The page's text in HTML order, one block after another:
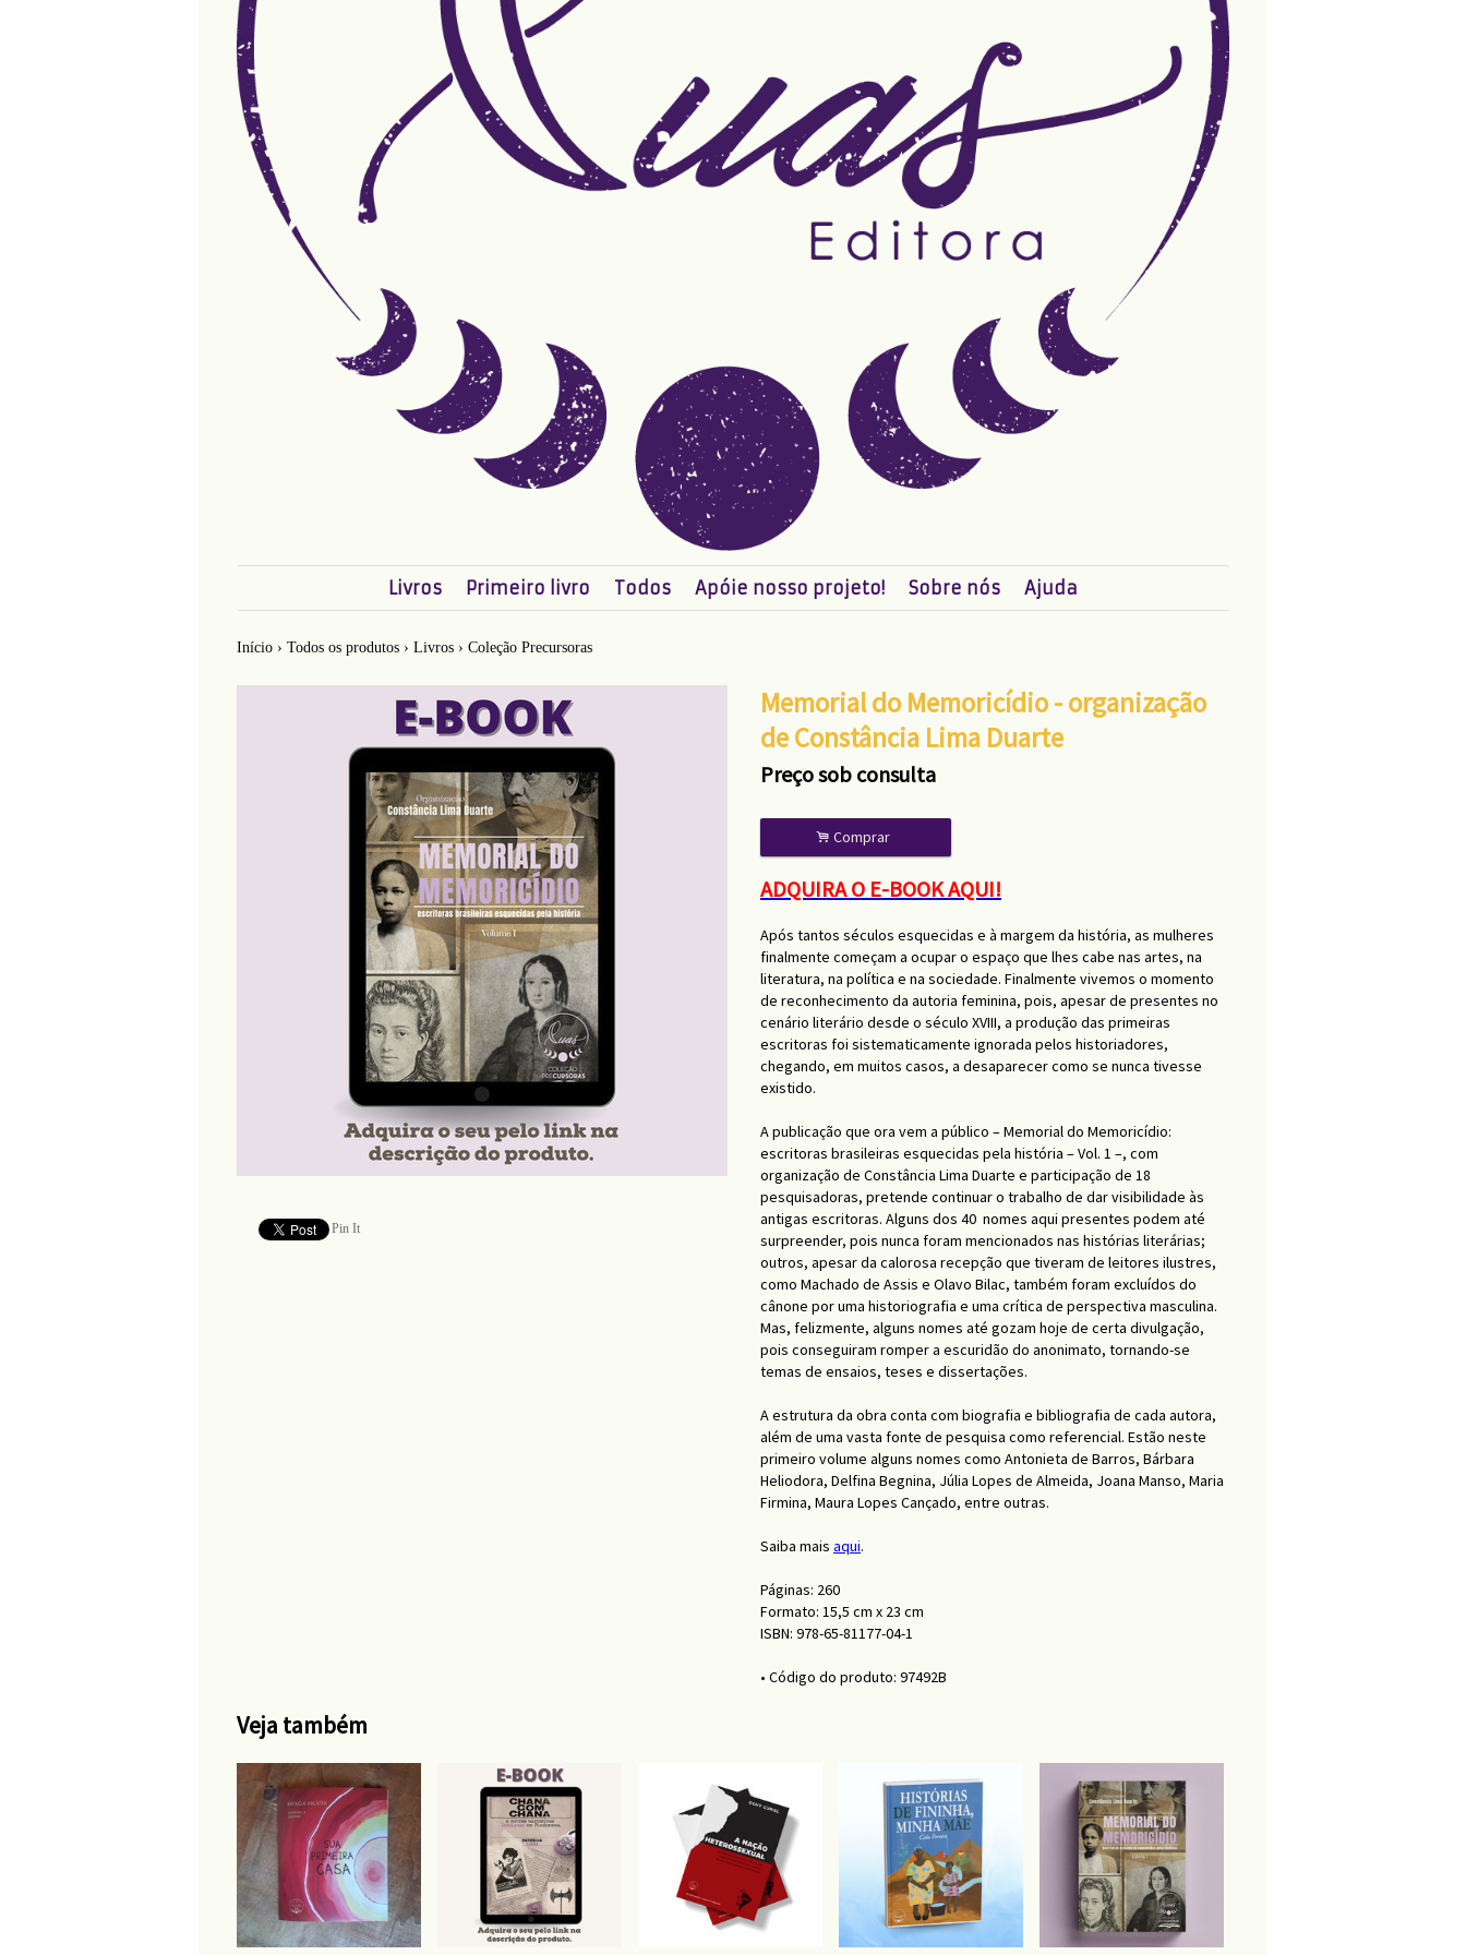
Livros Primeiro livro Todos Apóie nosso projeto! Sobre nós Ajuda
Início › Todos os produtos › Livros › Coleção Precursoras
Pin It
Memorial do Memoricídio - organização
de Constância Lima Duarte
Preço sob consulta
. Comprar
ADQUIRA O E-BOOK AQUI!
Após tantos séculos esquecidas e à margem da história, as mulheres
finalmente começam a ocupar o espaço que lhes cabe nas artes, na
literatura, na política e na sociedade. Finalmente vivemos o momento
de reconhecimento da autoria feminina, pois, apesar de presentes no
cenário literário desde o século XVIII, a produção das primeiras
escritoras foi sistematicamente ignorada pelos historiadores,
chegando, em muitos casos, a desaparecer como se nunca tivesse
existido.
A publicação que ora vem a público – Memorial do Memoricídio:
escritoras brasileiras esquecidas pela história – Vol. 1 –, com
organização de Constância Lima Duarte e participação de 18
pesquisadoras, pretende continuar o trabalho de dar visibilidade às
antigas escritoras. Alguns dos 40 nomes aqui presentes podem até
surpreender, pois nunca foram mencionados nas histórias literárias;
outros, apesar da calorosa recepção que tiveram de leitores ilustres,
como Machado de Assis e Olavo Bilac, também foram excluídos do
cânone por uma historiografia e uma crítica de perspectiva masculina.
Mas, felizmente, alguns nomes até gozam hoje de certa divulgação,
pois conseguiram romper a escuridão do anonimato, tornando-se
temas de ensaios, teses e dissertações.
A estrutura da obra conta com biografia e bibliografia de cada autora,
além de uma vasta fonte de pesquisa como referencial. Estão neste
primeiro volume alguns nomes como Antonieta de Barros, Bárbara
Heliodora, Delfina Begnina, Júlia Lopes de Almeida, Joana Manso, Maria
Firmina, Maura Lopes Cançado, entre outras.
Saiba mais aqui.
Páginas: 260
Formato: 15,5 cm x 23 cm
ISBN: 978-65-81177-04-1
• Código do produto: 97492B
Veja também